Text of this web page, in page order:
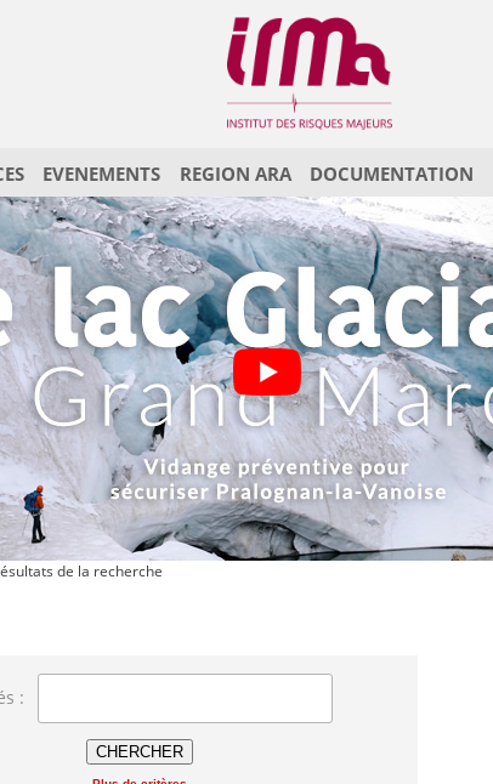
EVENEMENTS REGION ARA DOCUMENTATION
de la recherche
: